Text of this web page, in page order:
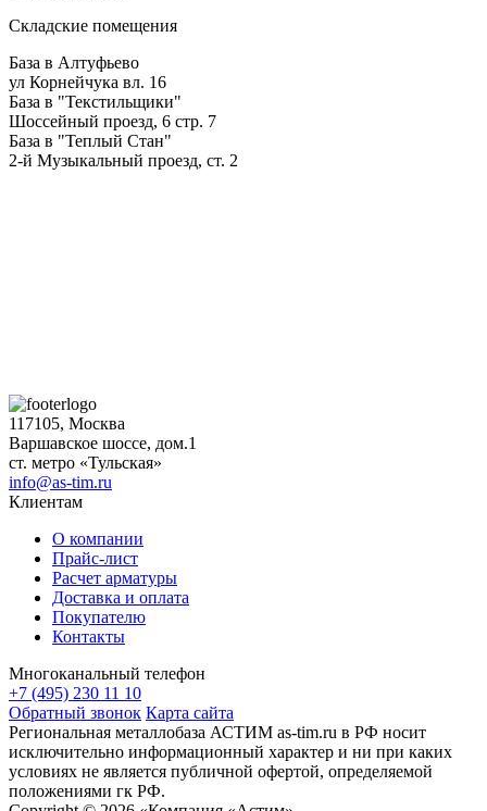
Складские помещения
База в Алтуфьево
ул Корнейчука вл. 16
База в "Текстильщики"
Шоссейный проезд, 6 стр. 7
База в "Теплый Стан"
2-й Музыкальный проезд, ст. 2
117105, Москва
Варшавское шоссе, дом.1
ст. метро «Тульская»
info@as-tim.ru
Клиентам
О компании
Прайс-лист
Расчет арматуры
Доставка и оплата
Покупателю
Контакты
Многоканальный телефон
+7 (495) 230 11 10
Обратный звонок Карта сайта
Региональная металлобаза АСТИМ as-tim.ru в РФ носит
исключительно информационный характер и ни при каких
условиях не является публичной офертой, определяемой
положениями гк РФ.